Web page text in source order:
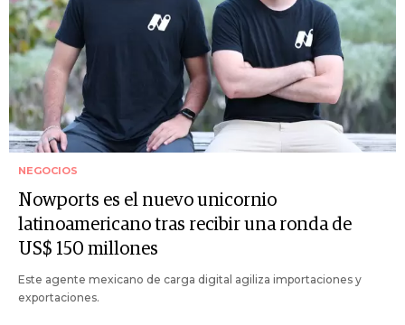
NEGOCIOS
Nowports es el nuevo unicornio
latinoamericano tras recibir una ronda de
US$ 150 millones
Este agente mexicano de carga digital agiliza importaciones y
exportaciones.